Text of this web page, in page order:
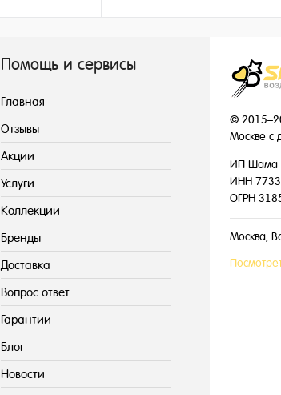
Помощь и сервисы
Главная
Отзывы
Акции
Услуги
Коллекции
Бренды
Доставка
Вопрос ответ
Гарантии
Блог
Новости
©
Москве с
ИП Шама
ИНН
ОГРН
Москва,